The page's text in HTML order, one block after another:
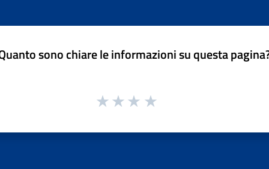
sono chiare le informazioni su questa